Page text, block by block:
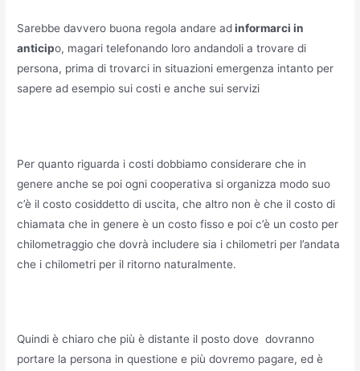
Sarebbe davvero buona regola andare adinformarci in
anticipo, magari telefonando loro andandoli a trovare di
persona, prima di trovarci in situazioni emergenza intanto per
sapere ad esempio sui costi e anche sui servizi
Per quanto riguarda i costi dobbiamo considerare che in
genere anche se poi ogni cooperativa si organizza modo suo
c’è il costo cosiddetto di uscita, che altro non è che il costo di
chiamata che in genere è un costo fisso e poi c’è un costo per
chilometraggio che dovrà includere sia i chilometri per l’andata
che i chilometri per il ritorno naturalmente.
Quindi è chiaro che più è distante il posto dove dovranno
portare la persona in questione e più dovremo pagare, ed è